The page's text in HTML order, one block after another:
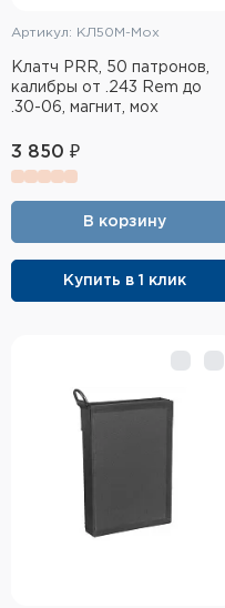
Артикул: КЛ50М-Мох
Клатч PRR, 50 патронов,
калибры от .243 Rem до
.30-06, магнит, мох
3 850 ₽
В корзину
Купить в 1 клик